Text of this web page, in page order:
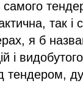
самого
так і
я б
і
тендером,